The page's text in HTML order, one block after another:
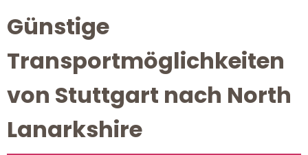
Günstige
Transportmöglichkeiten
von Stuttgart nach North
Lanarkshire